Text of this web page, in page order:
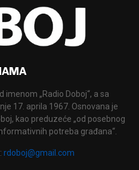
imenom „Radio Doboj“, a sa
17. aprila 1967. Osnovana je
kao preduzeće „od posebnog
potreba građana“.
rdoboj@gmail.com